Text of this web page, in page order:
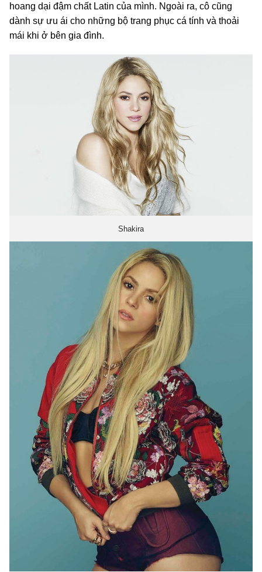
hoang dại đậm chất Latin của mình. Ngoài ra, cô cũng
dành sự ưu ái cho những bộ trang phục cá tính và thoải
mái khi ở bên gia đình.
Shakira